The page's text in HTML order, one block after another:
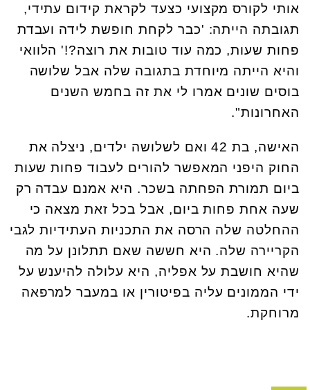
אותי לקורס מקצועי כצעד לקראת קידום עתידי,
תגובתה הייתה: 'כבר לקחת חופשת לידה ועבדת
פחות שעות, כמה עוד טובות את רוצה?!' הלוואי
והיא הייתה מיוחדת בתגובה שלה אבל שלושה
בוסים שונים אמרו לי את זה בחמש השנים
האחרונות".
האישה, בת 42 ואם לשלושה ילדים, ניצלה את
החוק היפני המאפשר להורים לעבוד פחות שעות
ביום תמורת הפחתה בשכר. היא אמנם עבדה רק
שעה אחת פחות ביום, אבל בכל זאת מצאה כי
ההחלטה שלה הרסה את התכניות העתידיות לגבי
הקריירה שלה. היא חששה שאם תתלונן על מה
שהיא חושבת על אפליה, היא עלולה להיענש על
ידי הממונים עליה בפיטורין או במעבר למרפאה
מרוחקת.